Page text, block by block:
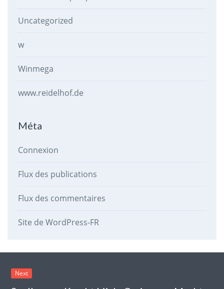
Uncategorized
w
Winmega
www.reidelhof.de
Méta
Connexion
Flux des publications
Flux des commentaires
Site de WordPress-FR
Next